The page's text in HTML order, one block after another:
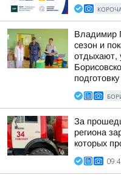
Владимир
сезон и
отдыхают,
За
региона
которых